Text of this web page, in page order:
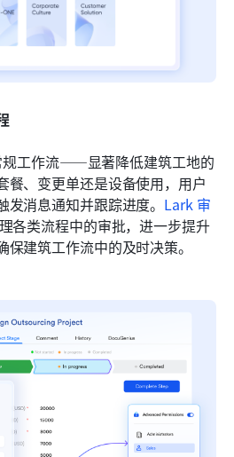
工作流——显著降低建筑工地的
餐、变更单还是设备使用，用户
消息通知并跟踪进度。 Lark 审
各类流程中的审批，进一步提升
建筑工作流中的及时决策。